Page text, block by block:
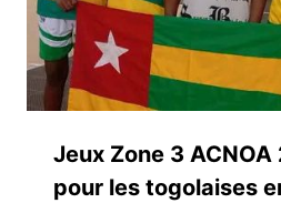
Jeux Zone 3 ACNOA
pour les togolaises